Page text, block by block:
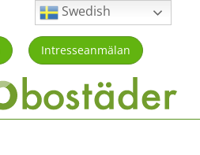
Intresseanmälan
Swedish